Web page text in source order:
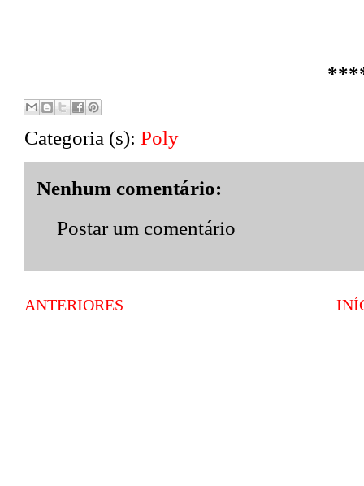
Categoria (s): Poly
Nenhum comentário:
Postar um comentário
ANTERIORES